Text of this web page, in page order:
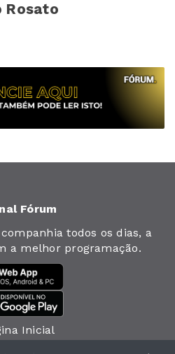
Rosato
Fórum
todos os dias, a
a melhor programação.
Inicial